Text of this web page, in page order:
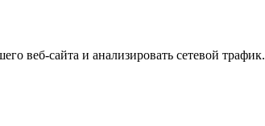
веб-сайта и анализировать сетевой трафик.